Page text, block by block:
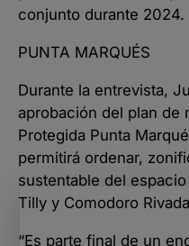
conjunto durante 2024.
PUNTA MARQUÉS
Durante la entrevista,
aprobación del plan de
Protegida Punta
permitirá ordenar,
sustentable del
Tilly y Comodoro
“Es parte final de un